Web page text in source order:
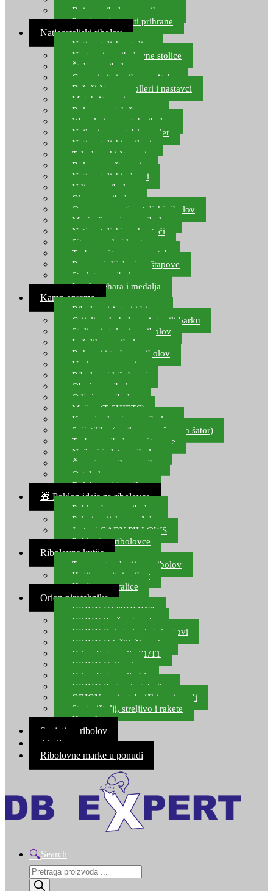
Boje za ribolovnu prihranu
Provjereni recepti prihrane
Natjecateljski ribolov
Natjecateljske stolice
Nastavci za ribolovne stolice
Šteke za ribolov
Gume i sitni pribor za šteku
Držači štapova rolleri i nastavci
Match štapovi
Role za match štapove
Waggleri za match ribolov
Najloni za match/waggler
Natjecateljski najloni
Teleskopski štapovi
Bolognese štapovi
Natjecateljski plovci
Udice za ribolov
Olovo za ribolov
Oprema za natjecateljski ribolov
Mreže čuvarice za ribolov
Natjecateljski podmetači
Sito, posude i kante
Torbe za štapove – match
Rezervni dijelovi za štapove
Starlete za ribolov
Izrada pehara i medalja
Kamp oprema
Ribolovni šatori i bivvy
Grijalice, kuhala za šator ili barku
Stolice i stolovi za ribolov
Ležaljke za ribolov
Ruksaci i torbe za ribolov
Vreće za spavanje
Ribolovni kišobrani
Obuća za ribolov
Odjeća za ribolov
Majice (T-SHIRTS)
Kape i rukavice za ribolov
Svijetiljke (naglavne, ručne, za šator)
Torbe za ribolovne štapove
Noževi i alat za ribolov
Čamci za prihranu ribe
Ostala kamp oprema
Dalekozori i optika
🎁 Poklon ideje za ribolovce
Poklon bon za ribolov
Polarizacijske naočale
Jastuci GABY PILLOWS
Pokloni za ribolovce
Ribolovne kutije
Transportne kutije za ribolov
Kutije za sitni pribor
Kutije za varalice
Orion pirotehnika
ORION VATROMETI
ORION Zračne bombe
ORION Rakete i raketni setovi
ORION Odašiljači zvuka
Orion Kategorija P1/T1
ORION Vulkani
Orion Kategorija F1
ORION Party pirotehnika
ORION nepirotehnički proizvodi
Start pištolji, streljivo i rakete
Kontakt
Savjeti za ribolov
Akcija
Ribolovne marke u ponudi
Search
Products
search